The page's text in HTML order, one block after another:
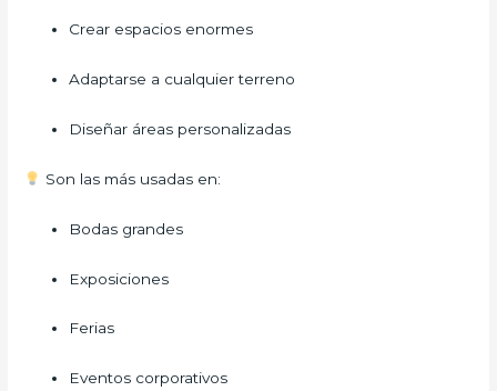
Crear espacios enormes
Adaptarse a cualquier terreno
Diseñar áreas personalizadas
Son las más usadas en:
Bodas grandes
Exposiciones
Ferias
Eventos corporativos